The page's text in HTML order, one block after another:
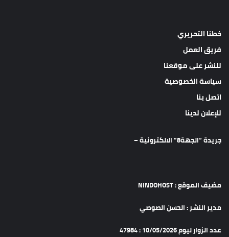
خطنا التحريري
فريق العمل
للنشر على موقعنا
سياسة الخصوصية
اتصل بنا
للإعلان لدينا
جريدة “الجهة8” الالكترونية –
مضيف الموقع : NINDOHOST
مدير النشر : الحسن الصوصي
عدد الزوار ليوم 10/05/2026 : 47984